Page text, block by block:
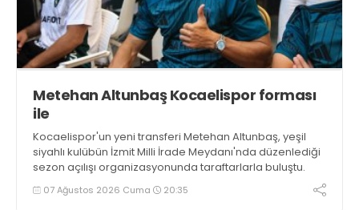
Metehan Altunbaş Kocaelispor forması
ile
Kocaelispor'un yeni transferi Metehan Altunbaş, yeşil
siyahlı kulübün İzmit Milli İrade Meydanı'nda düzenlediği
sezon açılışı organizasyonunda taraftarlarla buluştu.
07 Ağustos 2026 Cuma 20:35